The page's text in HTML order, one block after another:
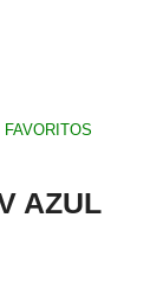
AZUL